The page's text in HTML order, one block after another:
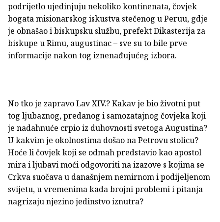
podrijetlo ujedinjuju nekoliko kontinenata, čovjek
bogata misionarskog iskustva stečenog u Peruu, gdje
je obnašao i biskupsku službu, prefekt Dikasterija za
biskupe u Rimu, augustinac – sve su to bile prve
informacije nakon tog iznenađujućeg izbora.
No tko je zapravo Lav XIV.? Kakav je bio životni put
tog ljubaznog, predanog i samozatajnog čovjeka koji
je nadahnuće crpio iz duhovnosti svetoga Augustina?
U kakvim je okolnostima došao na Petrovu stolicu?
Hoće li čovjek koji se odmah predstavio kao apostol
mira i ljubavi moći odgovoriti na izazove s kojima se
Crkva suočava u današnjem nemirnom i podijeljenom
svijetu, u vremenima kada brojni problemi i pitanja
nagrizaju njezino jedinstvo iznutra?